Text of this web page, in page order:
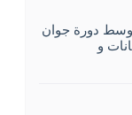
دورة جوان
و